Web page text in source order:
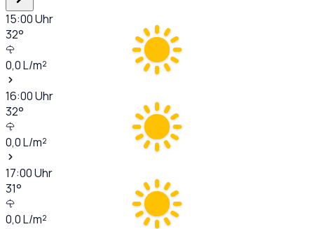
15:00Uhr
32°
0,0L/m²
16:00Uhr
32°
0,0L/m²
17:00Uhr
31°
0,0L/m²